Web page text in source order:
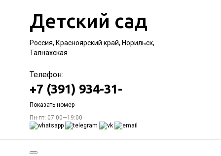
Детский сад
Россия, Красноярский край, Норильск,
Талнахская
Телефон:
+7 (391) 934-31-
Показать номер
Пн-пт: 07:00—19:00